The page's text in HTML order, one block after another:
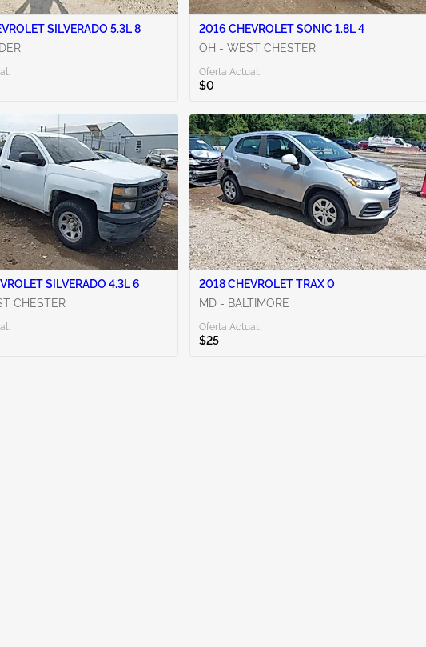
SILVERADO 5.3L 8
2016 CHEVROLET SONIC 1.8L 4
OH - WEST CHESTER
Oferta Actual:
$0
SILVERADO 4.3L 6
CHESTER
2018 CHEVROLET TRAX 0
MD - BALTIMORE
Oferta Actual:
$25